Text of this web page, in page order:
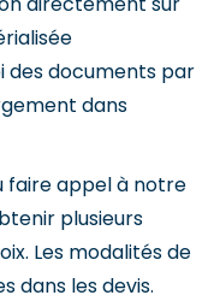
des documents par
dans
faire appel à notre
plusieurs
Les modalités de
dans les devis.